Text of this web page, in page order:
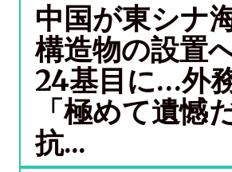
中国が東シナ
構造物の設置
24基目に…外
「極めて遺憾
抗...